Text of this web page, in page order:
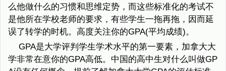
么他做什么的习惯和思维定势，而这些标准化的考试不
是他所在学校老师的要求，有些学生一拖再拖，因而延
误了转学的时机。高度关注你的GPA(平均成绩)。
GPA是大学评判学生学术水平的第一要素，加拿大大
学非常在意你的GPA高低。中国的高中生对什么叫做GP